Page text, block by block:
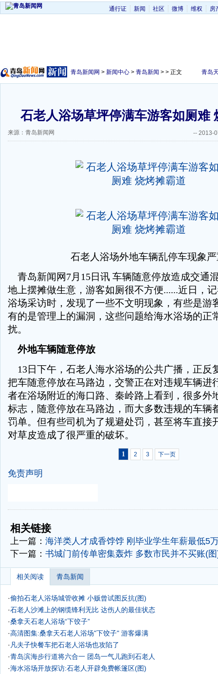
通行证 新闻 社区 微博 维权 房
青岛新闻网 > 新闻中心 > 青岛新闻 > > 正文 青岛
石老人浴场草坪停满车游客如厕难
来源：青岛新闻网 -- 2013-
石老人浴场外地车辆乱停车现象
青岛新闻网7月15日讯 车辆随意停放造成交通
地上摆摊做生意，游客如厕很不方便......近日，
浴场采访时，发现了一些不文明现象，有些是游
有的是管理上的漏洞，这些问题给海水浴场的正
扰。
外地车辆随意停放
13日下午，石老人海水浴场的公共广播，正反
把车随意停放在马路边，交警正在对违规车辆进
者在浴场附近的海口路、秦岭路上看到，很多外
标志，随意停放在马路边，而大多数违规的车辆
罚单。但有些司机为了规避处罚，甚至将车直接
对草皮造成了很严重的破坏。
1 2 3 下一页
免责声明
-
相关链接
上一篇： 海洋类人才成香饽饽 刚毕业学生年薪最低5
下一篇： 书城门前传单密集轰炸 多数市民并不买账(
相关阅读 青岛新闻
·偷拍石老人浴场城管收摊 小贩曾试图反抗(图)
·石老人沙滩上的钢缆锋利无比 达伤人的最佳状态
·桑拿天石老人浴场“下饺子”
·高清图集:桑拿天石老人浴场"下饺子" 游客爆满
· 凡夫子快餐车把石老人浴场也攻陷了
·青岛滨海步行道将六合一 团岛一气儿跑到石老人
·海水浴场开放探访:石老人开辟免费帐篷区(图)